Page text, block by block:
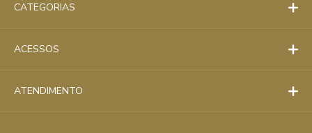
CATEGORIAS
ACESSOS
ATENDIMENTO